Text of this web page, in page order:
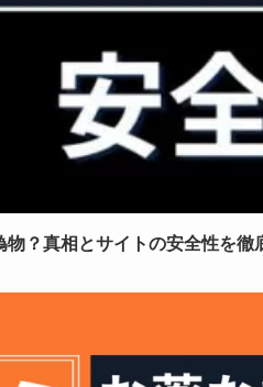
物？真相とサイトの安全性を徹